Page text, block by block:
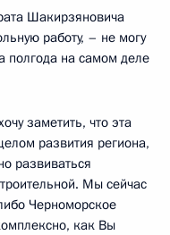
Шакирзяновича
работу, – не могу
полгода на самом деле
заметить, что эта
развития региона,
развиваться
Мы сейчас
Черноморское
как Вы